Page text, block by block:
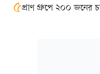
৫প্রাণ গ্রুপে ২০০ জনের